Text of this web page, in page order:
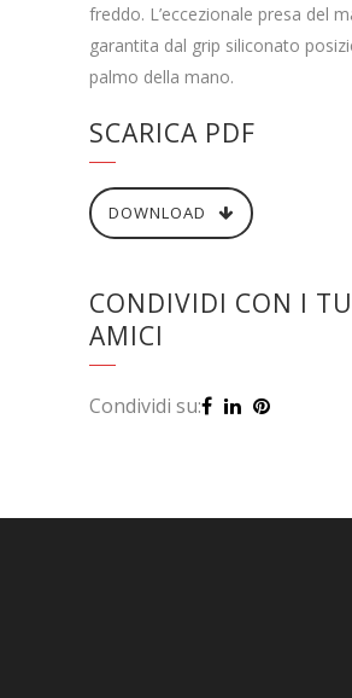
freddo. L’eccezionale presa del
garantita dal grip siliconato
palmo della mano.
SCARICA PDF
DOWNLOAD
CONDIVIDI CON I
AMICI
Condividi su: